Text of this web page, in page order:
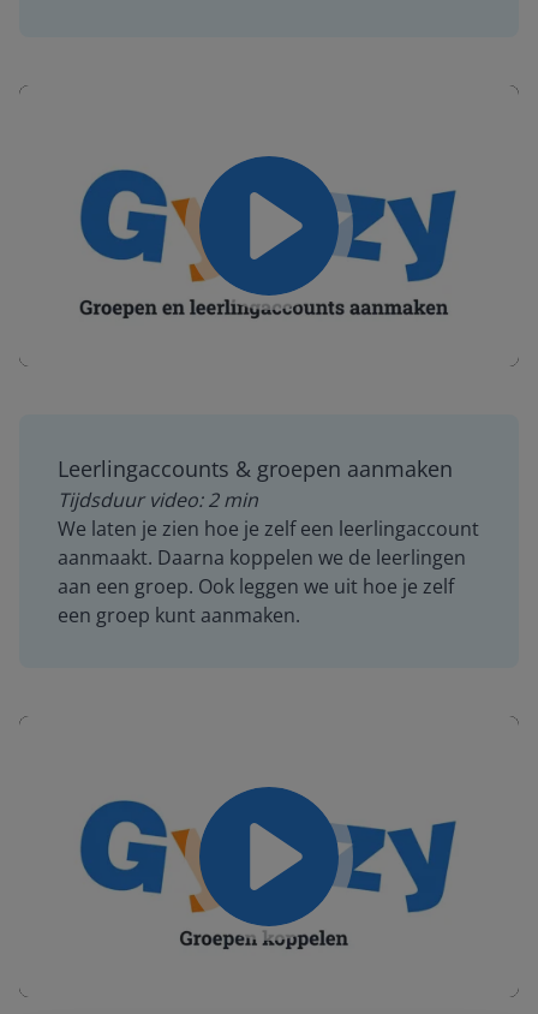
Settings
Leerlingaccounts & groepen aanmaken
Tijdsduur video: 2 min
We laten je zien hoe je zelf een leerlingaccount
aanmaakt. Daarna koppelen we de leerlingen
aan een groep. Ook leggen we uit hoe je zelf
een groep kunt aanmaken.
Settings